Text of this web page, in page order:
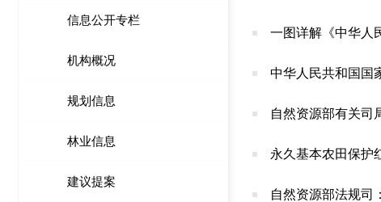
信息公开专栏
机构概况
规划信息
林业信息
建议提案
一图详解《中华人
中华人民共和国国
自然资源部有关司
永久基本农田保护
自然资源部法规司